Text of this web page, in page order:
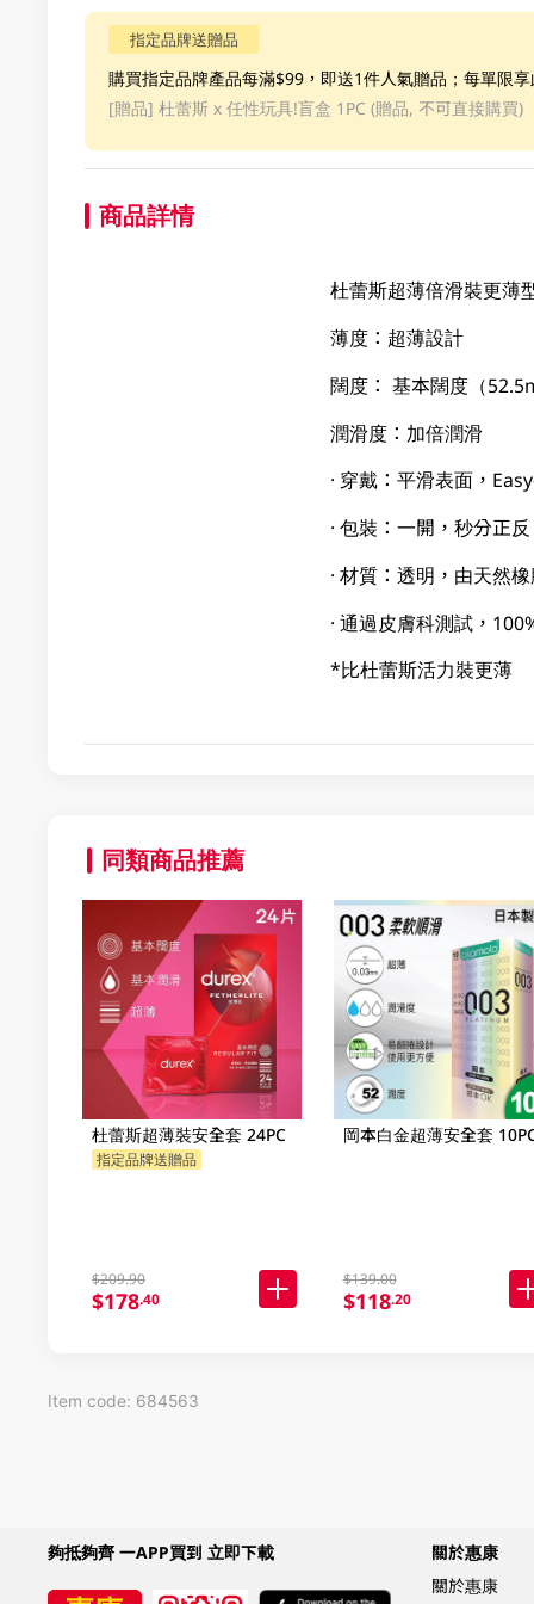
指定品牌送贈品
購買指定品牌產品每滿$99，即送1件人氣贈品；每單限
[贈品] 杜蕾斯 x 任性玩具!盲盒 1PC (贈品, 不可直接購買)
商品詳情
杜蕾斯超薄倍滑裝更薄
薄度：超薄設計
闊度： 基本闊度（
潤滑度：加倍潤滑
· 穿戴：平滑表面，
· 包裝：一開，秒分正
· 材質：透明，由天然
· 通過皮膚科測試，
*比杜蕾斯活力裝更薄
同類商品推薦
杜蕾斯超薄裝安全套 24PC
指定品牌送贈品
$209.90
$178.40
岡本白金超薄安全套
$139.00
$118.20
Item code: 684563
夠抵夠齊 一APP買到 立即下載
關於惠康
關於惠康